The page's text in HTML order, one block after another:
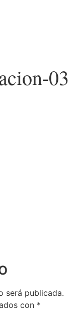
03
será publicada.
con *